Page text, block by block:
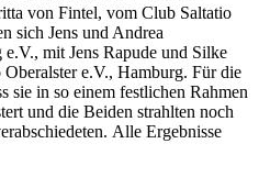
von Fintel, vom Club Saltatio
sich Jens und Andrea
mit Jens Rapude und Silke
e.V., Hamburg. Für die
sie in so einem festlichen Rahmen
und die Beiden strahlten noch
Alle Ergebnisse